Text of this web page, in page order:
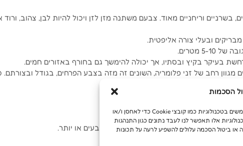
הסכמות
כדי לספק חוויית משתמש מיטבית, אנו משתמשים בטכנולוגיות כמו קובצי Cookie כדי לאחסן ו/או
אלו תאפשר לנו לעבד נתונים כגון התנהגות
או ביטול הסכמה עלולים להשפיע לרעה על תכונות
בשרניים וריחניים מאוד. צבעם משתנה מזן לזן ויכול להיות לבן, צהוב,
ובעלי צורה אליפטית.
10 מטרים.
בעיקר בקיץ ובסתיו, אך יכולה להימשך גם בחורף באזורים חמים.
מגוון רחב של זני פלומריה, השונים זה מזה בצבע הפרחים, בגודל ובצורתם.
עם פרחים לבנים גדולים ומרכז צהוב.
פרחים צהובים בהירים או כהים.
(פונץ בננה): זנים עם פרחים המשלבים שני צבעים או יותר.